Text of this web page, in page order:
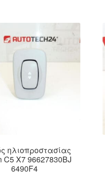
ηλιοπροστασίας
C5 X7 96627830BJ
6490F4